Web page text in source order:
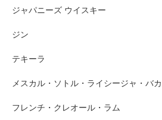
ジャパニーズ ウイスキー
ジン
テキーラ
メスカル・ソトル・ライシージャ・バ
フレンチ・クレオール・ラム